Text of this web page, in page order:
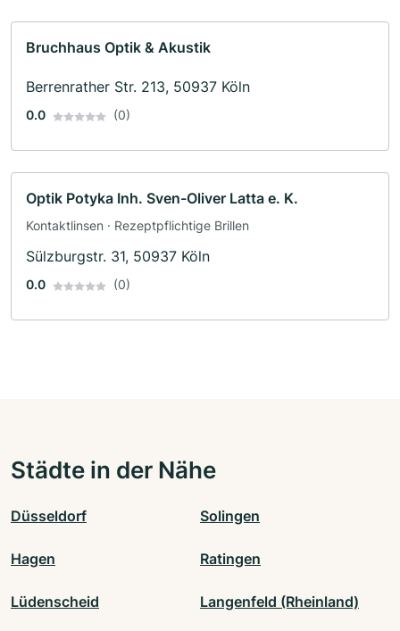
Bruchhaus Optik & Akustik
Berrenrather Str. 213, 50937 Köln
0.0 (0)
Optik Potyka Inh. Sven-Oliver Latta e. K.
Kontaktlinsen · Rezeptpflichtige Brillen
Sülzburgstr. 31, 50937 Köln
0.0 (0)
Städte in der Nähe
Düsseldorf Solingen
Hagen Ratingen
Lüdenscheid Langenfeld (Rheinland)